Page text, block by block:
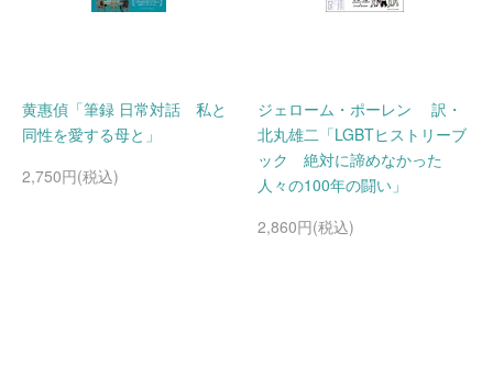
黄惠偵「筆録 日常対話 私と
同性を愛する母と」
2,750円(税込)
ジェローム・ポーレン 訳・
北丸雄二「LGBTヒストリーブ
ック 絶対に諦めなかった
人々の100年の闘い」
2,860円(税込)